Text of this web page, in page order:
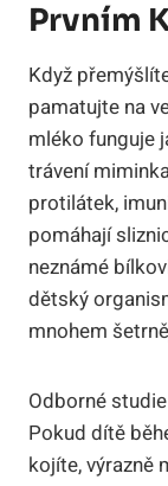
Prvním
Když
pamatujte na
mléko funguje
trávení
protilátek,
pomáhají
neznámé
dětský
mnohem
Odborné
Pokud dítě
kojíte, výrazně